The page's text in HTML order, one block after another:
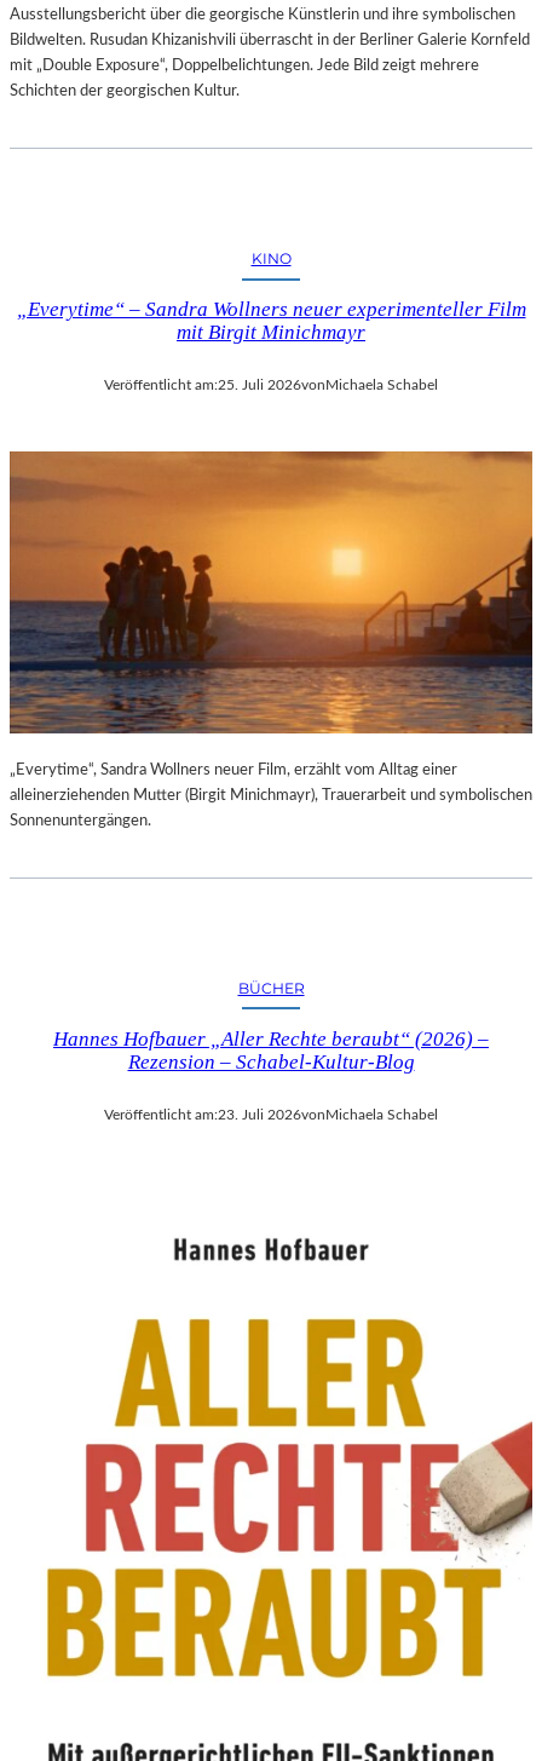
Ausstellungsbericht über die georgische Künstlerin und ihre symbolischen
Bildwelten. Rusudan Khizanishvili überrascht in der Berliner Galerie Kornfeld
mit „Double Exposure“, Doppelbelichtungen. Jede Bild zeigt mehrere
Schichten der georgischen Kultur.
KINO
„Everytime“ – Sandra Wollners neuer experimenteller Film
mit Birgit Minichmayr
Veröffentlicht am:25. Juli 2026von Michaela Schabel
„Everytime“, Sandra Wollners neuer Film, erzählt vom Alltag einer
alleinerziehenden Mutter (Birgit Minichmayr), Trauerarbeit und symbolischen
Sonnenuntergängen.
BÜCHER
Hannes Hofbauer „Aller Rechte beraubt“ (2026) –
Rezension – Schabel-Kultur-Blog
Veröffentlicht am:23. Juli 2026vonMichaela Schabel